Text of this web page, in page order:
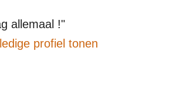
allemaal !"
profiel tonen